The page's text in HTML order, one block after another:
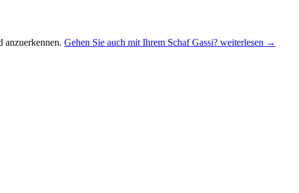
anzuerkennen. Gehen Sie auch mit Ihrem Schaf Gassi? weiterlesen →